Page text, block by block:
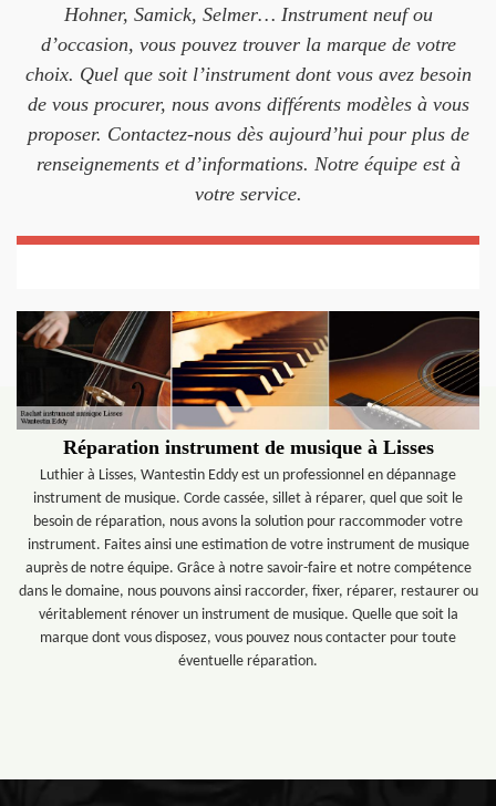
Hohner, Samick, Selmer… Instrument neuf ou
d’occasion, vous pouvez trouver la marque de votre
choix. Quel que soit l’instrument dont vous avez besoin
de vous procurer, nous avons différents modèles à vous
proposer. Contactez-nous dès aujourd’hui pour plus de
renseignements et d’informations. Notre équipe est à
votre service.
Réparation instrument de musique à Lisses
Luthier à Lisses, Wantestin Eddy est un professionnel en dépannage
instrument de musique. Corde cassée, sillet à réparer, quel que soit le
besoin de réparation, nous avons la solution pour raccommoder votre
instrument. Faites ainsi une estimation de votre instrument de musique
auprès de notre équipe. Grâce à notre savoir-faire et notre compétence
dans le domaine, nous pouvons ainsi raccorder, fixer, réparer, restaurer ou
véritablement rénover un instrument de musique. Quelle que soit la
marque dont vous disposez, vous pouvez nous contacter pour toute
éventuelle réparation.